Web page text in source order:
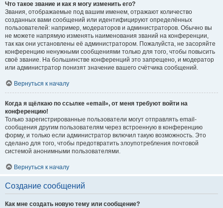
Что такое звание и как я могу изменить его?
Звания, отображаемые под вашим именем, отражают количество
созданных вами сообщений или идентифицируют определённых
пользователей: например, модераторов и администраторов. Обычно вы
не можете напрямую изменять наименования званий на конференции,
так как они установлены её администратором. Пожалуйста, не засоряйте
конференцию ненужными сообщениями только для того, чтобы повысить
своё звание. На большинстве конференций это запрещено, и модератор
или администратор понизят значение вашего счётчика сообщений.
Вернуться к началу
Когда я щёлкаю по ссылке «email», от меня требуют войти на
конференцию!
Только зарегистрированные пользователи могут отправлять email-
сообщения другим пользователям через встроенную в конференцию
форму, и только если администратор включил такую возможность. Это
сделано для того, чтобы предотвратить злоупотребления почтовой
системой анонимными пользователями.
Вернуться к началу
Создание сообщений
Как мне создать новую тему или сообщение?